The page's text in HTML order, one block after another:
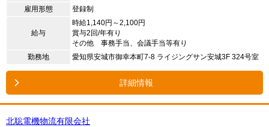
雇用形態
登録制
給与
時給1,140円～2,100円
賞与2回/年有り
その他 事務手当、会議手当等有り
勤務地
愛知県安城市御幸本町7-8 ライジングサン安城3F 324号室
詳細情報
北聡電機物流有限会社